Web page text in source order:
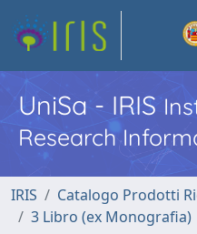
UniSa - IRIS
Research
IRIS
Catalogo Prodotti
3 Libro (ex Monografia)